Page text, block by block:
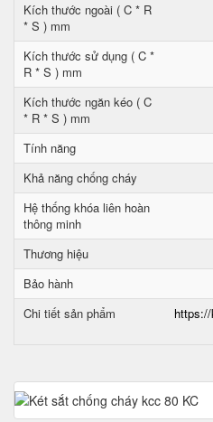
Kích thước ngoài ( C * R
* S ) mm
Kích thước sử dụng ( C *
R * S ) mm
Kích thước ngăn kéo ( C
* R * S ) mm
Tính năng
Khả năng chống cháy
Hệ thống khóa liên hoàn
thông minh
Thương hiệu
Bảo hành
Chi tiết sản phẩm